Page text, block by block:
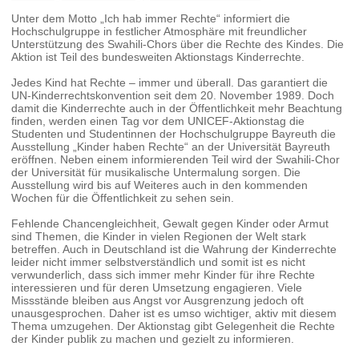
Unter dem Motto „Ich hab immer Rechte“ informiert die
Hochschulgruppe in festlicher Atmosphäre mit freundlicher
Unterstützung des Swahili-Chors über die Rechte des Kindes. Die
Aktion ist Teil des bundesweiten Aktionstags Kinderrechte.
Jedes Kind hat Rechte – immer und überall. Das garantiert die
UN-Kinderrechtskonvention seit dem 20. November 1989. Doch
damit die Kinderrechte auch in der Öffentlichkeit mehr Beachtung
finden, werden einen Tag vor dem UNICEF-Aktionstag die
Studenten und Studentinnen der Hochschulgruppe Bayreuth die
Ausstellung „Kinder haben Rechte“ an der Universität Bayreuth
eröffnen. Neben einem informierenden Teil wird der Swahili-Chor
der Universität für musikalische Untermalung sorgen. Die
Ausstellung wird bis auf Weiteres auch in den kommenden
Wochen für die Öffentlichkeit zu sehen sein.
Fehlende Chancengleichheit, Gewalt gegen Kinder oder Armut
sind Themen, die Kinder in vielen Regionen der Welt stark
betreffen. Auch in Deutschland ist die Wahrung der Kinderrechte
leider nicht immer selbstverständlich und somit ist es nicht
verwunderlich, dass sich immer mehr Kinder für ihre Rechte
interessieren und für deren Umsetzung engagieren. Viele
Missstände bleiben aus Angst vor Ausgrenzung jedoch oft
unausgesprochen. Daher ist es umso wichtiger, aktiv mit diesem
Thema umzugehen. Der Aktionstag gibt Gelegenheit die Rechte
der Kinder publik zu machen und gezielt zu informieren.